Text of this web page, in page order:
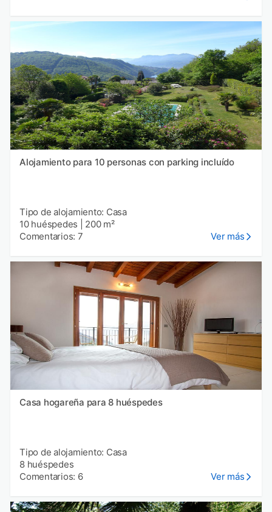
Alojamiento para 10 personas con parking incluído
Tipo de alojamiento: Casa
10 huéspedes
200 m²
Comentarios: 7
Ver más
Casa hogareña para 8 huéspedes
Tipo de alojamiento: Casa
8 huéspedes
Comentarios: 6
Ver más